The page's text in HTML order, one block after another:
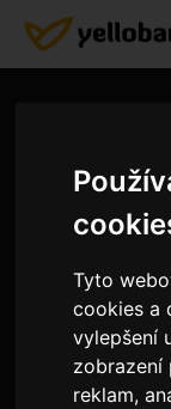
Tyto
cookies a
vylepšení
zobrazení
reklam,